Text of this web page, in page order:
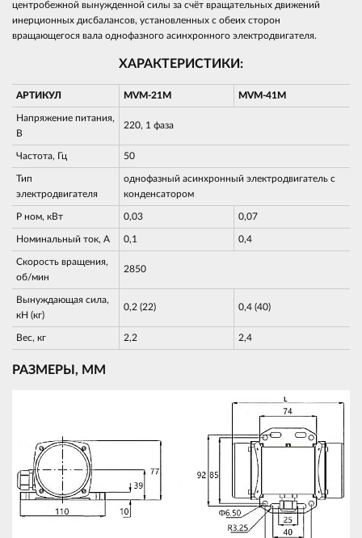
центробежной вынужденной силы за счёт вращательных движений
инерционных дисбалансов, установленных с обеих сторон
вращающегося вала однофазного асинхронного электродвигателя.
ХАРАКТЕРИСТИКИ:
АРТИКУЛ MVM-21M MVM-41M
Напряжение питания,
В
220, 1 фаза
Частота, Гц 50
Тип
электродвигателя
однофазный асинхронный электродвигатель с
конденсатором
Р ном, кВт 0,03 0,07
Номинальный ток, А 0,1 0,4
Скорость вращения,
об/мин
2850
Вынуждающая сила,
кН (кг)
0,2 (22) 0,4 (40)
Вес, кг 2,2 2,4
РАЗМЕРЫ, ММ